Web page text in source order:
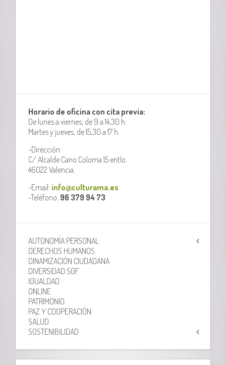
Horario de oficina con cita previa:
De lunes a viernes, de 9 a 14,30 h.
Martes y jueves, de 15,30 a 17 h.
-Dirección:
C/ Alcalde Cano Coloma 15 entlo.
46022 Valencia.
-Email: info@culturama.es
-Teléfono: 96 379 94 73
AUTONOMÍA PERSONAL
DERECHOS HUMANOS
DINAMIZACIÓN CIUDADANA
DIVERSIDAD SGF
IGUALDAD
ONLINE
PATRIMONIO
PAZ Y COOPERACIÓN
SALUD
SOSTENIBILIDAD